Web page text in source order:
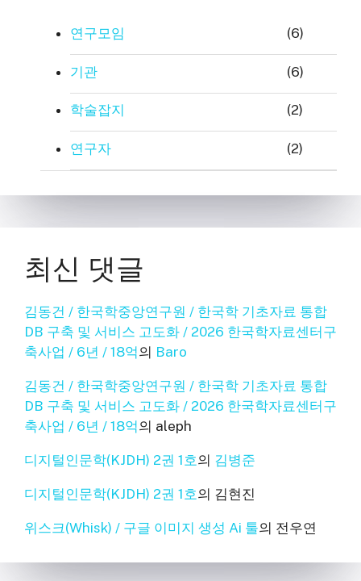
연구모임 (6)
기관 (6)
학술잡지 (2)
연구자 (2)
최신 댓글
김동건 / 한국학중앙연구원 / 한국학 기초자료 통합
DB 구축 및 서비스 고도화 / 2026 한국학자료센터구
축사업 / 6년 / 18억의 Baro
김동건 / 한국학중앙연구원 / 한국학 기초자료 통합
DB 구축 및 서비스 고도화 / 2026 한국학자료센터구
축사업 / 6년 / 18억의 aleph
디지털인문학(KJDH) 2권 1호의 김병준
디지털인문학(KJDH) 2권 1호의 김현진
위스크(Whisk) / 구글 이미지 생성 Ai 툴의 전우연